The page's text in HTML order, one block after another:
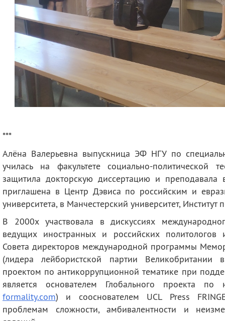
***
Алёна Валерьевна выпускница ЭФ НГУ по
училась на факультете социально-политической
защитила докторскую диссертацию и преподавала
приглашена в Центр Дэвиса по российским и
университета, в Манчестерский университет,
В 2000х участвовала в дискуссиях
ведущих иностранных и российских политологов
Совета директоров международной программы
(лидера лейбористской партии
проектом по антикоррупционной тематике при
является основателем Глобального проекта
formality.com) и сооснователем UCL Press
проблемам сложности, амбивалентности и